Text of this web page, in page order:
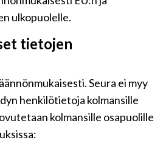
ulkopuolelle.
tietojen
Seura ei myy
henkilötietoja kolmansille
kolmansille osapuolille